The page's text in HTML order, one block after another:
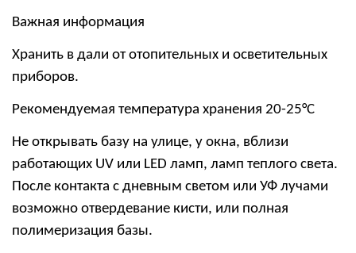
Важная информация
Хранить в дали от отопительных и осветительных
приборов.
Рекомендуемая температура хранения 20-25°С
Не открывать базу на улице, у окна, вблизи
работающих UV или LED ламп, ламп теплого света.
После контакта с дневным светом или УФ лучами
возможно отвердевание кисти, или полная
полимеризация базы.